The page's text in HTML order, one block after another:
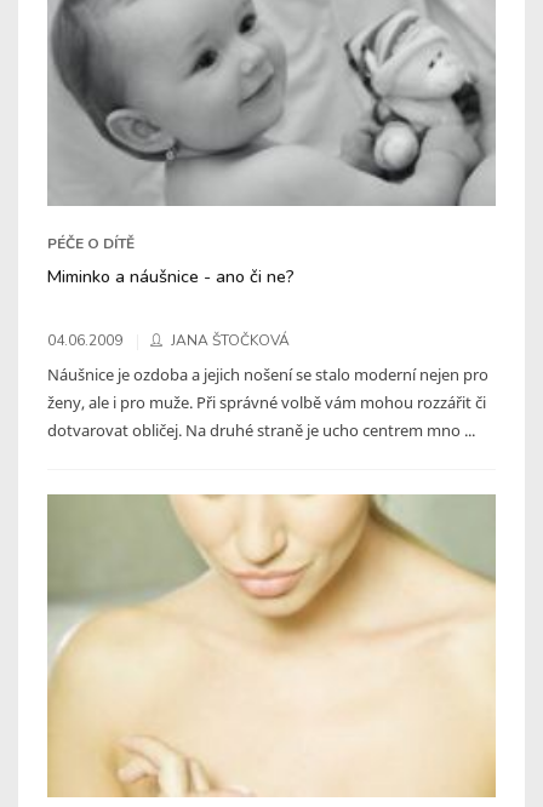
PÉČE O DÍTĚ
Miminko a náušnice - ano či ne?
04.06.2009 JANA ŠTOČKOVÁ
Náušnice je ozdoba a jejich nošení se stalo moderní nejen pro
ženy, ale i pro muže. Při správné volbě vám mohou rozzářit či
dotvarovat obličej. Na druhé straně je ucho centrem mno ...